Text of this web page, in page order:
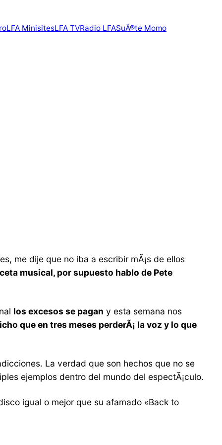
LFA MinisitesLFA TVRadio LFASuÃ®te Momo
me dije que no iba a escribir mÃ¡s de ellos
musical, por supuesto hablo de Pete
los excesos se pagan y esta semana nos
que en tres meses perderÃ¡ la voz y lo que
La verdad que son hechos que no se
ejemplos dentro del mundo del espectÃ¡culo.
igual o mejor que su afamado «Back to